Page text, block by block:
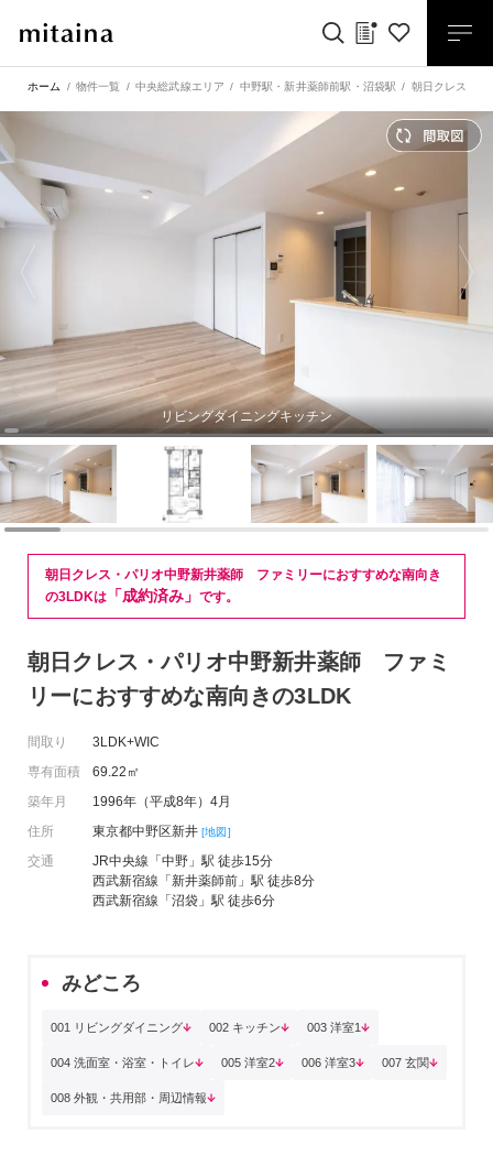
ホーム 物件一覧 中央総武線エリア 中野駅 ・ 新井薬師前駅 ・ 沼袋駅 朝日クレス・
リビングダイニングキッチン
朝日クレス・パリオ中野新井薬師 ファミリーにおすすめな南向き
の3LDKは 「成約済み」 です。
朝日クレス・パリオ中野新井薬師 ファミ
リーにおすすめな南向きの3LDK
間取り
3LDK+WIC
専有面積
69.22㎡
築年月
1996年（平成8年）4月
住所
東京都中野区新井 [地図]
交通
JR中央線「中野」駅 徒歩15分
西武新宿線「新井薬師前」駅 徒歩8分
西武新宿線「沼袋」駅 徒歩6分
みどころ
001 リビングダイニング 002 キッチン 003 洋室1
004 洗面室・浴室・トイレ 005 洋室2 006 洋室3 007 玄関
008 外観・共用部・周辺情報